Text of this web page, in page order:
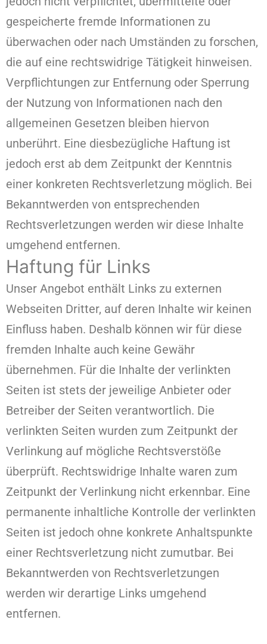
gespeicherte fremde Informationen zu
überwachen oder nach Umständen zu forschen,
die auf eine rechtswidrige Tätigkeit hinweisen.
Verpflichtungen zur Entfernung oder Sperrung
der Nutzung von Informationen nach den
allgemeinen Gesetzen bleiben hiervon
unberührt. Eine diesbezügliche Haftung ist
jedoch erst ab dem Zeitpunkt der Kenntnis
einer konkreten Rechtsverletzung möglich. Bei
Bekanntwerden von entsprechenden
Rechtsverletzungen werden wir diese Inhalte
umgehend entfernen.
Haftung für Links
Unser Angebot enthält Links zu externen
Webseiten Dritter, auf deren Inhalte wir keinen
Einfluss haben. Deshalb können wir für diese
fremden Inhalte auch keine Gewähr
übernehmen. Für die Inhalte der verlinkten
Seiten ist stets der jeweilige Anbieter oder
Betreiber der Seiten verantwortlich. Die
verlinkten Seiten wurden zum Zeitpunkt der
Verlinkung auf mögliche Rechtsverstöße
überprüft. Rechtswidrige Inhalte waren zum
Zeitpunkt der Verlinkung nicht erkennbar. Eine
permanente inhaltliche Kontrolle der verlinkten
Seiten ist jedoch ohne konkrete Anhaltspunkte
einer Rechtsverletzung nicht zumutbar. Bei
Bekanntwerden von Rechtsverletzungen
werden wir derartige Links umgehend
entfernen.